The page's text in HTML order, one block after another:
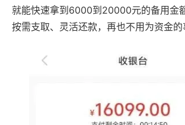
就能快速拿到6000到20000元的备用金
按需支取、灵活还款，再也不用为资金的